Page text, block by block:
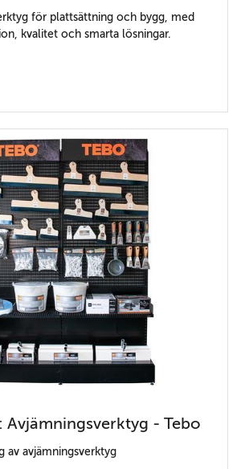
för plattsättning och bygg, med
kvalitet och smarta lösningar.
Avjämningsverktyg - Tebo
av avjämningsverktyg